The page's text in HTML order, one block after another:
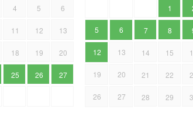
4 5 6
11 12 13
18 19 20
25 26 27
1
5 6 7 8
12 13 14 15
19 20 21 22
26 27 28 29